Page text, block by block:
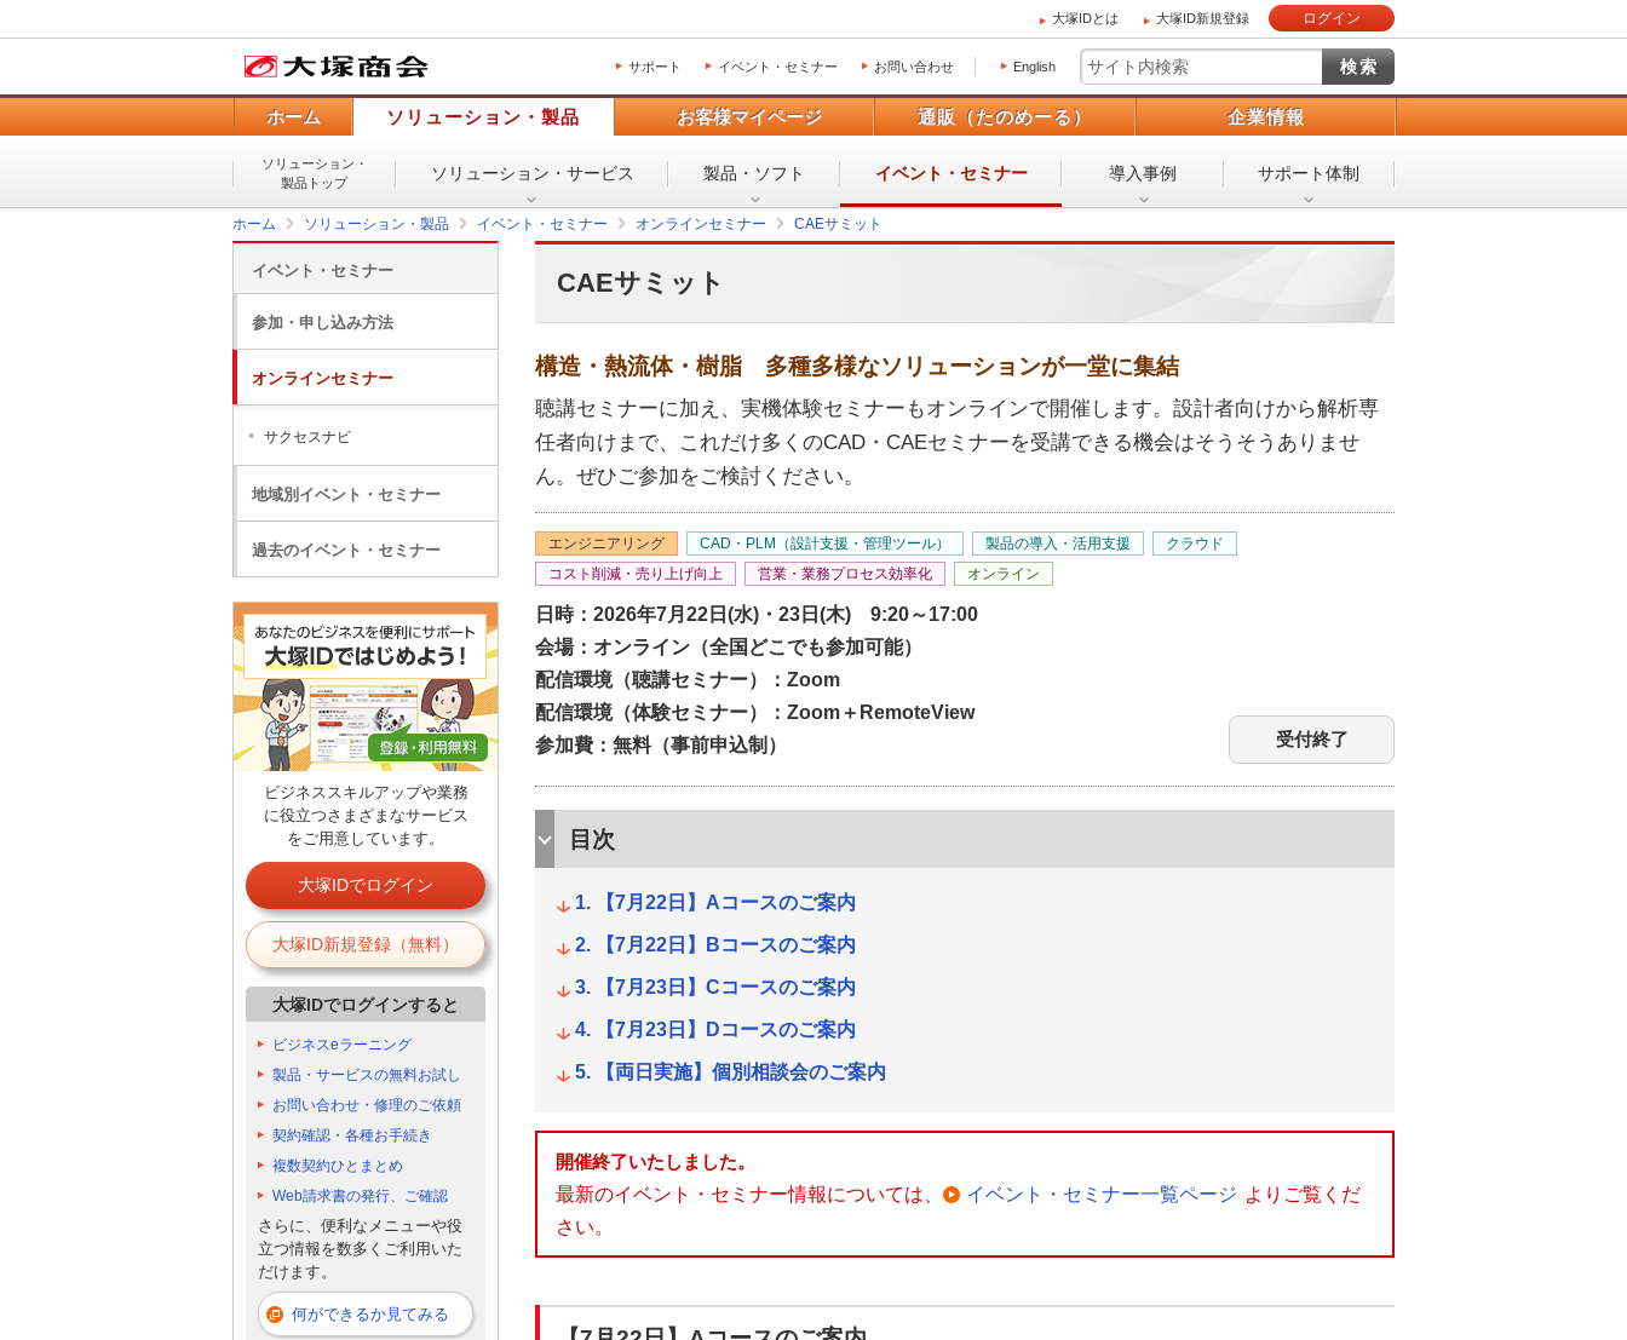
大塚IDとは 大塚ID新規登録 ログイン
サポート イベント・セミナー お問い合わせ English
ホーム ソリューション・製品 お客様マイページ 通販（たのめーる） 企業情報
ソリューション・
製品トップ
ソリューション・ サービス 製品・ソフト イベント・ セミナー 導入事例 サポート体制
ホーム ソリューション・製品 イベント・セミナー オンラインセミナー CAEサミット
CAEサミット
構造・熱流体・樹脂 多種多様なソリューションが一堂に集結
聴講セミナーに加え、実機体験セミナーもオンラインで開催します。設計者向けから解析専
任者向けまで、これだけ多くのCAD・CAEセミナーを受講できる機会はそうそうありませ
ん。ぜひご参加をご検討ください。
エンジニアリング CAD・PLM（設計支援・管理ツール） 製品の導入・活用支援
クラウド
コスト削減・売り上げ向上
営業・業務プロセス効率化 オンライン
日時：2026年7月22日(水)・23日(木) 9:20～17:00
会場：オンライン（全国どこでも参加可能）
配信環境（聴講セミナー）：Zoom
配信環境（体験セミナー）：Zoom＋RemoteView
参加費：無料（事前申込制）
受付終了
目次
【7月22日】Aコースのご案内
【7月22日】Bコースのご案内
【7月23日】Cコースのご案内
【7月23日】Dコースのご案内
【両日実施】個別相談会のご案内
開催終了いたしました。
最新のイベント・セミナー情報については、
イベント・セミナー一覧ページ よりご覧くだ
さい。
イベント・セミナー
参加・申し込み方法
オンラインセミナー
サクセスナビ
地域別イベント・セミナー
過去のイベント・セミナー
ビジネススキルアップや業務
に役立つさまざまなサービス
をご用意しています。
大塚IDでログイン
大塚ID新規登録（無料）
大塚IDでログインすると
ビジネスeラーニング
製品・サービスの無料お試し
お問い合わせ・修理のご依頼
契約確認・各種お手続き
複数契約ひとまとめ
Web請求書の発行、ご確認
さらに、便利なメニューや役
立つ情報を数多くご利用いた
だけます。
何ができるか見てみる